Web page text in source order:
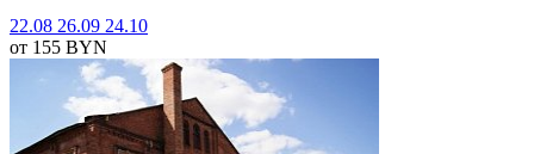
22.08 26.09 24.10
от 155 BYN